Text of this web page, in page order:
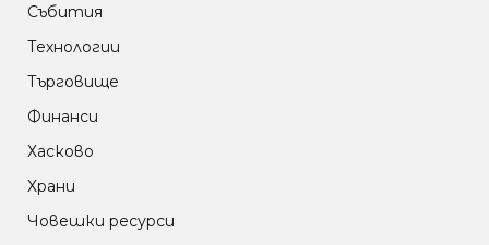
Събития
Технологии
Търговище
Финанси
Хасково
Храни
Човешки ресурси